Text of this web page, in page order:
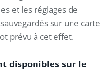
et les réglages de
sur une carte
prévu à cet effet.
disponibles sur le